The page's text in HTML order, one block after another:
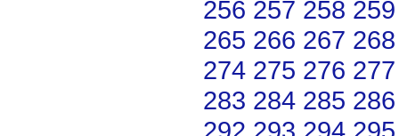
256 257 258 259
265 266 267 268
274 275 276 277
283 284 285 286